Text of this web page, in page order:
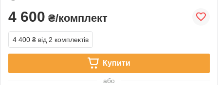
4 600 ₴/комплект
4 400 ₴ від 2 комплектів
Купити
або